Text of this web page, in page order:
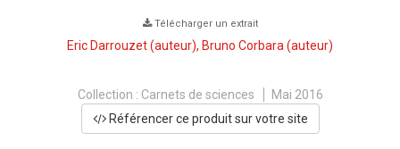
Télécharger un extrait
Eric Darrouzet(auteur), Bruno Corbara (auteur)
Collection : Carnets de sciences
Mai 2016
Référencer ce produit sur votre site